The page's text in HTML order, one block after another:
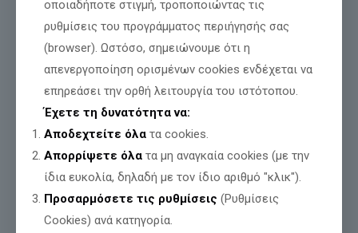
ΜΕΧΡΙ ΚΑΙ ΣΤΟΝ ΠΡΟΕΔΡΟ ΤΗΣ ΒΟΥΛΗΣ
ΕΦΤΑΣΕ Ο ΑΓΩΝΑΣ ΜΑΣ ΓΙΑ ΤΟΝ ΓΙΑΝΝΗ-
ΒΑΣΙΛΗ ΓΙΑΪΛΑΛΙ.
Διαβάστε περισσότερα
οποιαδήποτε στιγμή, τροποποιώντας τις
ρυθμίσεις του προγράμματος περιήγησής σας
(browser). Ωστόσο, σημειώνουμε ότι η
απενεργοποίηση ορισμένων cookies ενδέχεται να
επηρεάσει την ορθή λειτουργία του ιστότοπου.
Έχετε τη δυνατότητα να:
Αποδεχτείτε όλα τα cookies.
Απορρίψετε όλα τα μη αναγκαία cookies (με την
ίδια ευκολία, δηλαδή με τον ίδιο αριθμό "κλικ").
Προσαρμόσετε τις ρυθμίσεις (Ρυθμίσεις
Cookies) ανά κατηγορία.